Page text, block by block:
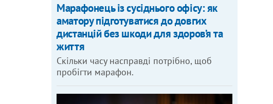
Марафонець із сусіднього офісу: як
аматору підготуватися до довгих
дистанцій без шкоди для здоров’я та
життя
Скільки часу насправді потрібно, щоб
пробігти марафон.